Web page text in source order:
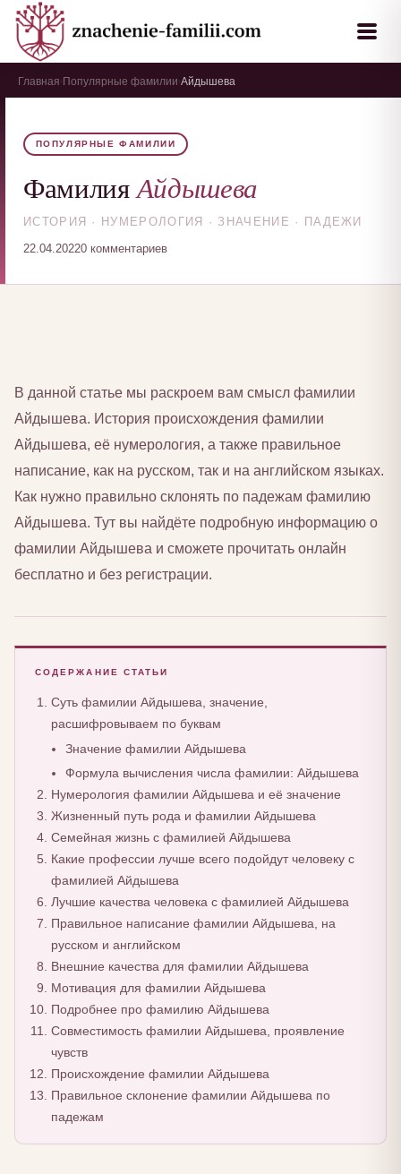
Главная Популярные фамилии Айдышева
ПОПУЛЯРНЫЕ ФАМИЛИИ
ФамилияАйдышева
ИСТОРИЯ · НУМЕРОЛОГИЯ · ЗНАЧЕНИЕ · ПАДЕЖИ
22.04.20220 комментариев
В данной статье мы раскроем вам смысл фамилии
Айдышева. История происхождения фамилии
Айдышева, её нумерология, а также правильное
написание, как на русском, так и на английском языках.
Как нужно правильно склонять по падежам фамилию
Айдышева. Тут вы найдёте подробную информацию о
фамилии Айдышева и сможете прочитать онлайн
бесплатно и без регистрации.
СОДЕРЖАНИЕ СТАТЬИ
Суть фамилии Айдышева, значение,
расшифровываем по буквам
Значение фамилии Айдышева
Формула вычисления числа фамилии: Айдышева
Нумерология фамилии Айдышева и её значение
Жизненный путь рода и фамилии Айдышева
Семейная жизнь с фамилией Айдышева
Какие профессии лучше всего подойдут человеку с
фамилией Айдышева
Лучшие качества человека с фамилией Айдышева
Правильное написание фамилии Айдышева, на
русском и английском
Внешние качества для фамилии Айдышева
Мотивация для фамилии Айдышева
Подробнее про фамилию Айдышева
Совместимость фамилии Айдышева, проявление
чувств
Происхождение фамилии Айдышева
Правильное склонение фамилии Айдышева по
падежам